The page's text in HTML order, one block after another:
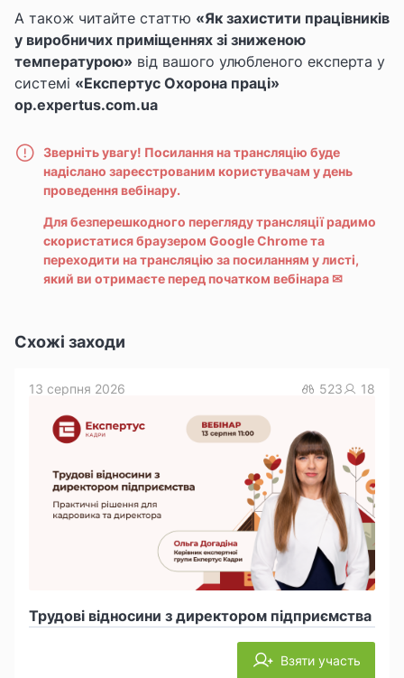
А також читайте статтю «Як захистити працівників
у виробничих приміщеннях зі зниженою
температурою» від вашого улюбленого експерта у
системі «Експертус Охорона праці»
op.expertus.com.ua
Зверніть увагу! Посилання на трансляцію буде
надіслано зареєстрованим користувачам у день
проведення вебінару.
Для безперешкодного перегляду трансляції радимо
скористатися браузером Google Chrome та
переходити на трансляцію за посиланням у листі,
який ви отримаєте перед початком вебінара ✉
Схожі заходи
Трудові відносини з директором підприємства
13 серпня 2026 523 18
Взяти участь